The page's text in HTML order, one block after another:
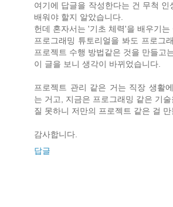
여기에 답글을 작성한다는 건 무척 인
배워야 할지 알았습니다.
헌데 혼자서는 '기초 체력'을 배우기는
프로그래밍 튜토리얼을 봐도 프로그
프로젝트 수행 방법같은 것을 만들고
이 글을 보니 생각이 바뀌었습니다.
프로젝트 관리 같은 거는 직장 생활
는 거고, 지금은 프로그래밍 같은 기
질 못하니 저만의 프로젝트 같은 걸 만
감사합니다.
답글